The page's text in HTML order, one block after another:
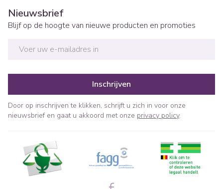
Nieuwsbrief
Blijf op de hoogte van nieuwe producten en promoties
Inschrijven
Door op inschrijven te klikken, schrijft u zich in voor onze
nieuwsbrief en gaat u akkoord met onze privacy policy.